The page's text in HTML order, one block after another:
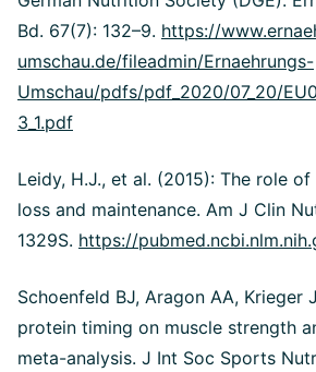
Bd. 67(7): 132–9. https://
umschau.de/fileadmin/Ernaehrungs-
Umschau/pdfs/pdf_2020/07_20/
3_1.pdf
Leidy, H.J., et al. (2015): The role
loss and maintenance. Am J Clin
1329S. https://
Schoenfeld BJ, Aragon AA, Krieger
protein timing on muscle strength
meta-analysis. J Int Soc Sports